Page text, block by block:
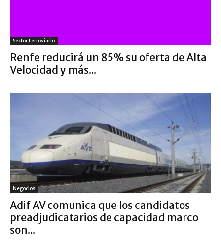
Sector Ferroviario
Renfe reducirá un 85% su oferta de Alta
Velocidad y más...
Negocios
Adif AV comunica que los candidatos
preadjudicatarios de capacidad marco
son...